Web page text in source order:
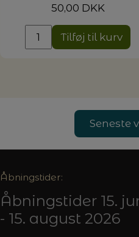
50,00 DKK
Tilføj til kurv
Seneste
Åbningstider:
Åbningstider 15.
- 15. august 2026